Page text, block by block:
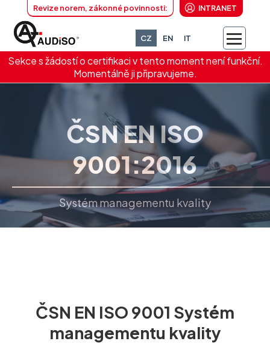
Revize norem, zákonné povinnosti: INTRANET
CZ EN IT
Sekce s žádostí o certifikaci v tento moment není funkční.
Momentálně ji připravujeme.
ČSN EN ISO
9001:2016
Systém managementu kvality
ČSN EN ISO 9001 Systém
managementu kvality